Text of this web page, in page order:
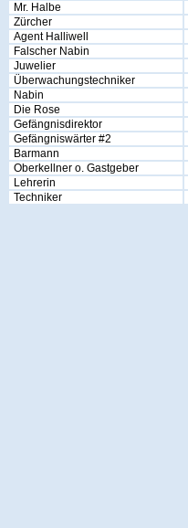
Mr. Halbe
Zürcher
Agent Halliwell
Falscher Nabin
Juwelier
Überwachungstechniker
Nabin
Die Rose
Gefängnisdirektor
Gefängniswärter #2
Barmann
Oberkellner o. Gastgeber
Lehrerin
Techniker